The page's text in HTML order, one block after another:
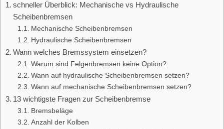
schneller Überblick: Mechanische vs Hydraulische
Scheibenbremsen
Mechanische Scheibenbremsen
Hydraulische Scheibenbremsen
Wann welches Bremssystem einsetzen?
Warum sind Felgenbremsen keine Option?
Wann auf hydraulische Scheibenbremsen setzen?
Wann auf mechanische Scheibenbremsen setzen?
13 wichtigste Fragen zur Scheibenbremse
Bremsbeläge
Anzahl der Kolben